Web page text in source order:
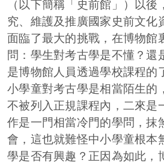
（以下簡稱「史前館」）以
究、維護及推廣國家史前文化
面臨了最大的挑戰，在博物館
問：學生對考古學是不懂？還
是博物館人員透過學校課程的
小學童對考古學是相當陌生的
不被列入正規課程內，二來是
作是一門相當冷門的學問，抹
會，這也就難怪中小學童根本
學是否有興趣？正因為如此，